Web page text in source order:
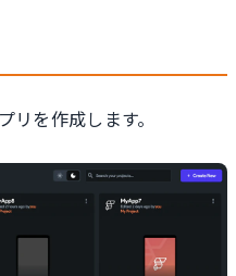
リを作成します。